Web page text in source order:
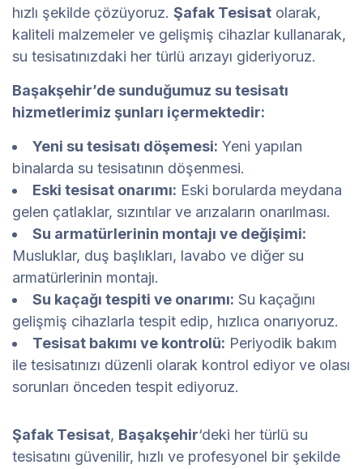
hızlı şekilde çözüyoruz. Şafak Tesisat olarak,
kaliteli malzemeler ve gelişmiş cihazlar kullanarak,
su tesisatınızdaki her türlü arızayı gideriyoruz.
Başakşehir’de sunduğumuz su tesisatı
hizmetlerimiz şunları içermektedir:
Yeni su tesisatı döşemesi: Yeni yapılan
binalarda su tesisatının döşenmesi.
Eski tesisat onarımı: Eski borularda meydana
gelen çatlaklar, sızıntılar ve arızaların onarılması.
Su armatürlerinin montajı ve değişimi:
Musluklar, duş başlıkları, lavabo ve diğer su
armatürlerinin montajı.
Su kaçağı tespiti ve onarımı: Su kaçağını
gelişmiş cihazlarla tespit edip, hızlıca onarıyoruz.
Tesisat bakımı ve kontrolü: Periyodik bakım
ile tesisatınızı düzenli olarak kontrol ediyor ve olası
sorunları önceden tespit ediyoruz.
Şafak Tesisat, Başakşehir‘deki her türlü su
tesisatını güvenilir, hızlı ve profesyonel bir şekilde